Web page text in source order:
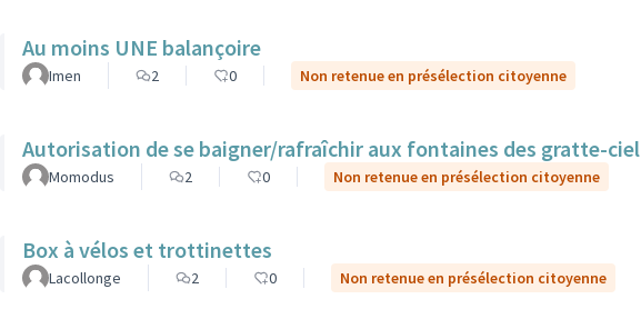
Au moins UNE balançoire
Imen 2 0 Non retenue en présélection citoyenne
Autorisation de se baigner/rafraîchir aux fontaines des gratte-ciel
Momodus 2 0 Non retenue en présélection citoyenne
Box à vélos et trottinettes
Lacollonge 2 0 Non retenue en présélection citoyenne